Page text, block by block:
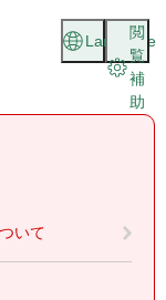
閲
覧
補
助
Language
いて